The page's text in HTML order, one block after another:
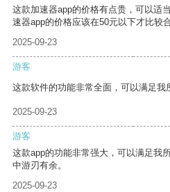
这款加速器app的价格有点贵，可以适
速器app的价格应该在50元以下才比较合
2025-09-23
游客
这款软件的功能非常全面，可以满足我
2025-09-23
游客
这款app的功能非常强大，可以满足我
中游刃有余。
2025-09-23